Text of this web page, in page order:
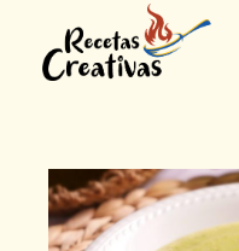
contenido